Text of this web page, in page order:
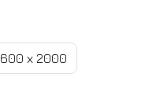
600 х 2000